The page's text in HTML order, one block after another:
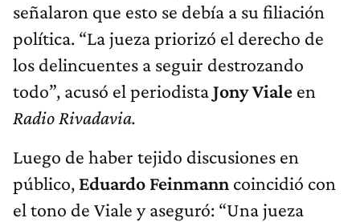
señalaron que esto se debía a su filiación
política. “La jueza priorizó el derecho de
los delincuentes a seguir destrozando
todo”, acusó el periodistaJony Viale en
Radio Rivadavia.
Luego de haber tejido discusiones en
público,Eduardo Feinmann coincidió con
el tono de Viale y aseguró: “Una jueza